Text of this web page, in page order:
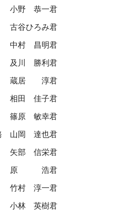
小野 恭一君
古谷ひろみ君
中村 昌明君
及川 勝利君
蔵居 淳君
相田 佳子君
篠原 敏幸君
山岡 達也君
矢部 信栄君
原 浩君
竹村 淳一君
小林 英樹君